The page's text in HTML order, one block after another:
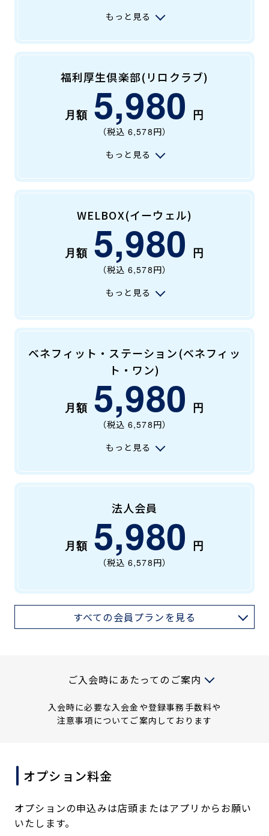
もっと見る
福利厚生倶楽部(リロクラブ)
5,980
（税込 6,578円）
もっと見る
WELBOX(イーウェル)
5,980
（税込 6,578円）
もっと見る
ベネフィット・ステーション(ベネフィッ
ト・ワン)
5,980
（税込 6,578円）
もっと見る
法人会員
5,980
（税込 6,578円）
すべての会員プランを見る
入会時には以下の料金が必要です
費の支払い義務も継続となります。
く）
● WEBクレジット入会の場合
ご入会時にあたってのご案内
入会時に必要な入会金や登録事務手数料や
注意事項についてご案内しております
オプション料金
オプションの申込みは店頭またはアプリからお願い
いたします。